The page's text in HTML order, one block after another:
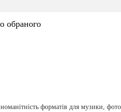
обраного
форматів для музики,